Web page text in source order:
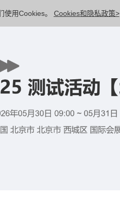
使用Cookies。 Cookies和隐私政策>